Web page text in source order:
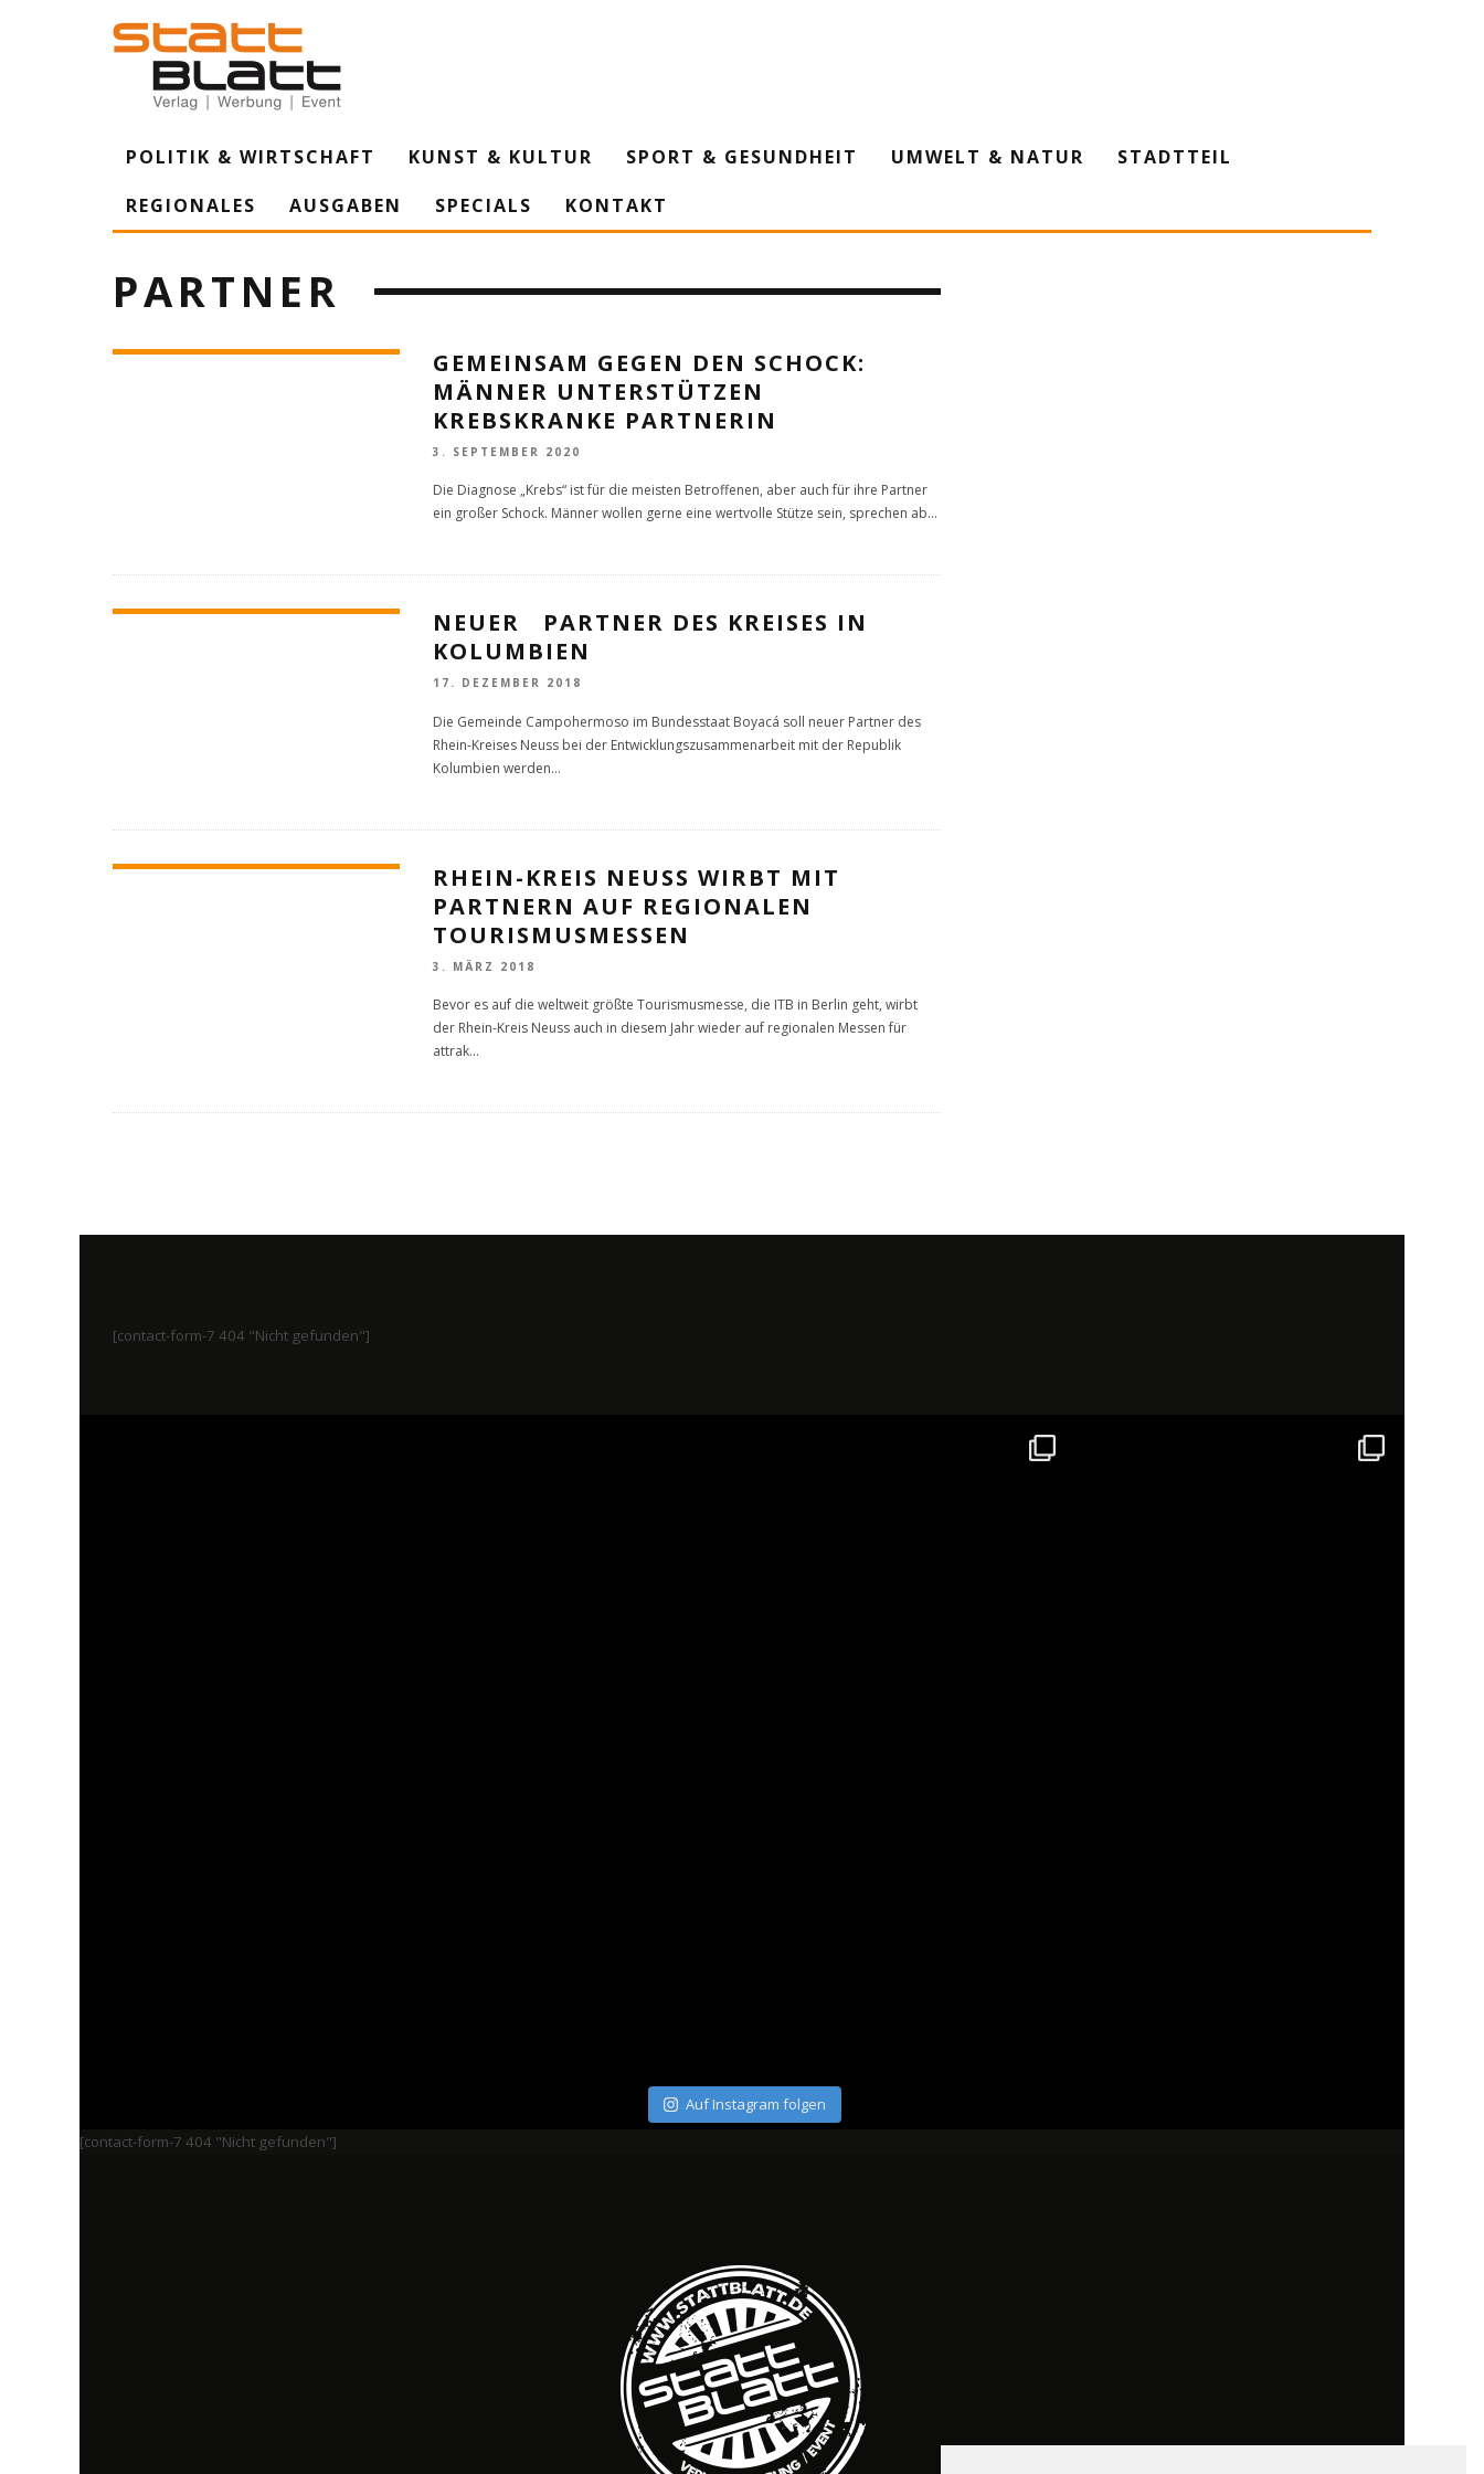
POLITIK & WIRTSCHAFT KUNST & KULTUR SPORT & GESUNDHEIT UMWELT & NATUR
STADTTEIL
REGIONALES
AUSGABEN SPECIALS KONTAKT
PARTNER
GEMEINSAM GEGEN DEN SCHOCK:
MÄNNER UNTERSTÜTZEN
KREBSKRANKE PARTNERIN
3. SEPTEMBER 2020
Die Diagnose „Krebs“ ist für die meisten Betroffenen, aber auch für ihre Partner
ein großer Schock. Männer wollen gerne eine wertvolle Stütze sein, sprechen ab...
NEUER PARTNER DES KREISES IN
KOLUMBIEN
17. DEZEMBER 2018
Die Gemeinde Campohermoso im Bundesstaat Boyacá soll neuer Partner des
Rhein-Kreises Neuss bei der Entwicklungszusammenarbeit mit der Republik
Kolumbien werden...
RHEIN-KREIS NEUSS WIRBT MIT
PARTNERN AUF REGIONALEN
TOURISMUSMESSEN
3. MÄRZ 2018
Bevor es auf die weltweit größte Tourismusmesse, die ITB in Berlin geht, wirbt
der Rhein-Kreis Neuss auch in diesem Jahr wieder auf regionalen Messen für
attrak...
[contact-form-7 404 "Nicht gefunden"]
Auf Instagram folgen
[contact-form-7 404 "Nicht gefunden"]